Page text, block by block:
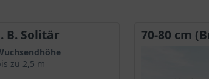
und ihre attraktive Wuchsform bekannt ist.
B. Solitär
zu 2,5 m
70-80 cm